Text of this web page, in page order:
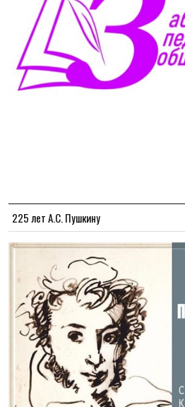
225 лет А.С. Пушкину